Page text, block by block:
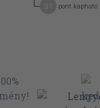
pont kapható